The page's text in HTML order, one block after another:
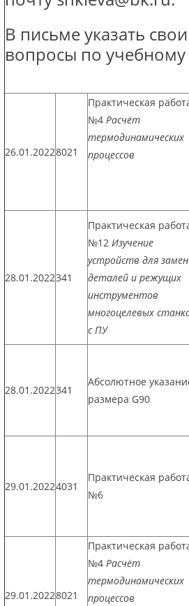
В письме указать
вопросы по
26.01.20228021
Практическая
№4 Расчёт
термодинамических
процессов
28.01.2022341
Практическая
№12 Изучение
устройств для
деталей и режущих
инструментов
многоцелевых
с ПУ
28.01.2022341
Абсолютное
размера G90
29.01.20224031
Практическая
№6
29.01.20228021
Практическая
№4 Расчёт
термодинамических
процессов